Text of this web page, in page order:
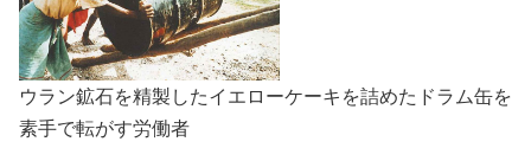
ウラン鉱石を精製したイエローケーキを詰めたドラム缶を
素手で転がす労働者